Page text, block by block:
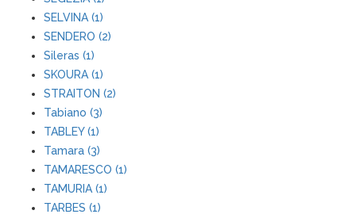
SELVINA (1)
SENDERO (2)
Sileras (1)
SKOURA (1)
STRAITON (2)
Tabiano (3)
TABLEY (1)
Tamara (3)
TAMARESCO (1)
TAMURIA (1)
TARBES (1)